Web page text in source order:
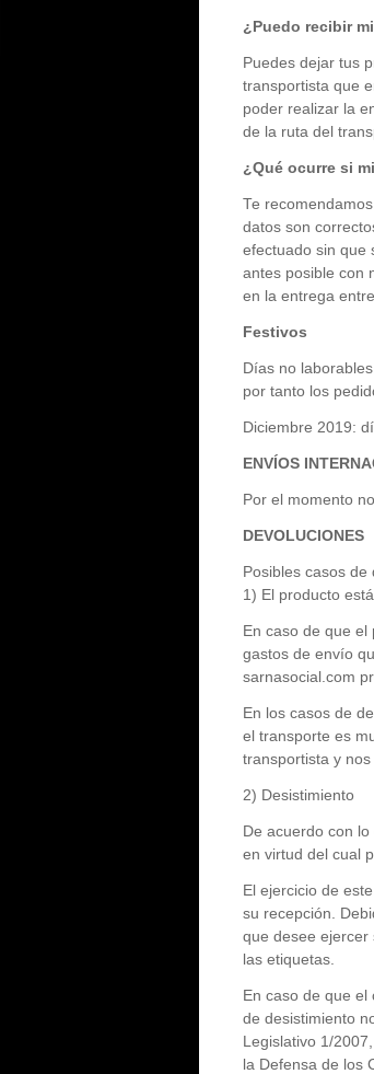
¿Puedo recibir
Puedes dejar tus
transportista que
poder realizar la
de la ruta del
¿Qué ocurre si
Te
datos son
efectuado sin que
antes posible con
en la entrega
Festivos
Días no
por tanto los
Diciembre 2019:
ENVÍOS
Por el momento
DEVOLUCIONES
Posibles casos de
1) El producto
En caso de que
gastos de envío
sarnasocial.com
En los casos de
el transporte es
transportista y
2) Desistimiento
De acuerdo con
en virtud del cual
El ejercicio de
su recepción.
que desee ejercer
las etiquetas.
En caso de que
de desistimiento
Legislativo 1/
la Defensa de los